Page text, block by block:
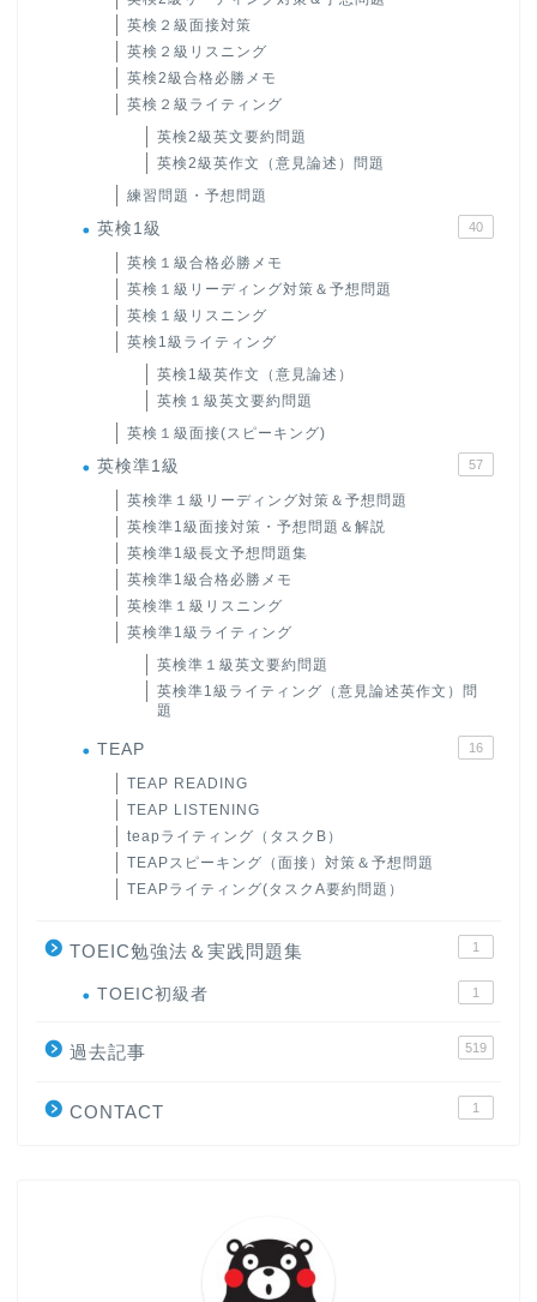
英検２級面接対策
英検２級リスニング
英検2級合格必勝メモ
英検２級ライティング
英検2級英文要約問題
英検2級英作文（意見論述）問題
練習問題・予想問題
英検1級 40
英検１級合格必勝メモ
英検１級リーディング対策＆予想問題
英検１級リスニング
英検1級ライティング
英検1級英作文（意見論述）
英検１級英文要約問題
英検１級面接(スピーキング)
英検準1級 57
英検準１級リーディング対策＆予想問題
英検準1級面接対策・予想問題＆解説
英検準1級長文予想問題集
英検準1級合格必勝メモ
英検準１級リスニング
英検準1級ライティング
英検準１級英文要約問題
英検準1級ライティング（意見論述英作文）問
題
TEAP 16
TEAP READING
TEAP LISTENING
teapライティング（タスクB）
TEAPスピーキング（面接）対策＆予想問題
TEAPライティング(タスクA要約問題）
TOEIC勉強法＆実践問題集 1
TOEIC初級者 1
過去記事 519
CONTACT 1
大学入試英語対策講座